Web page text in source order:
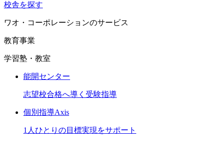
校舎を探す
ワオ・コーポレーションのサービス
教育事業
学習塾・教室
能開センター
志望校合格へ導く受験指導
個別指導Axis
1人ひとりの目標実現をサポート